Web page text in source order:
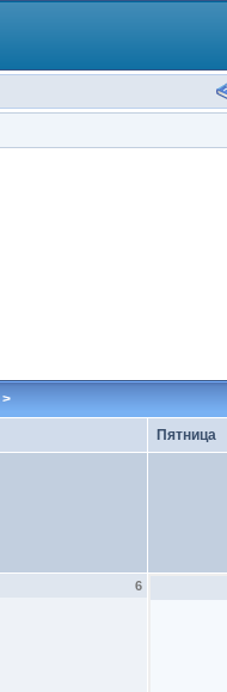
>
Пятница
6